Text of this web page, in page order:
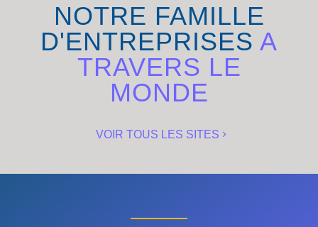
NOTRE FAMILLE
D'ENTREPRISES A
TRAVERS LE
MONDE
VOIR TOUS LES SITES